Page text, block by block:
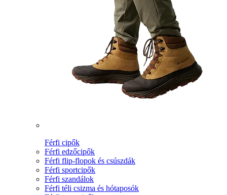
Férfi cipők
Férfi edzőcipők
Férfi flip-flopok és csúszdák
Férfi sportcipők
Férfi szandálok
Férfi téli csizma és hótaposók